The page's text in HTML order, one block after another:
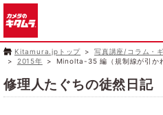
Kitamura.jpトップ 写真講座/コラム・
2015年
Minolta-35 編（規制線が引か
修理人たぐちの徒然日記